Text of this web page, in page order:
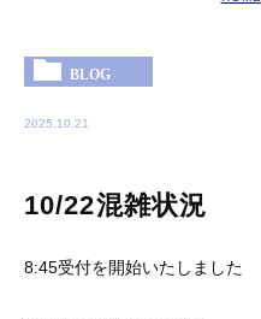
BLOG
2025.10.21
10/22混雑状況
8:45受付を開始いたしました